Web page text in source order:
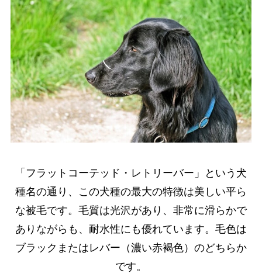
「フラットコーテッド・レトリーバー」という犬
種名の通り、この犬種の最大の特徴は美しい平ら
な被毛です。毛質は光沢があり、非常に滑らかで
ありながらも、耐水性にも優れています。毛色は
ブラックまたはレバー（濃い赤褐色）のどちらか
です。